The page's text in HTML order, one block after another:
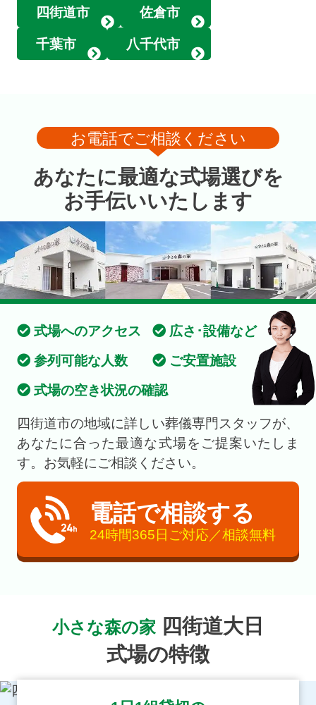
四街道市 佐倉市
千葉市 八千代市
お電話でご相談ください
あなたに最適な式場選びを
お手伝いいたします
式場へのアクセス
広さ･設備など
参列可能な人数
ご安置施設
式場の空き状況の確認
四街道市の地域に詳しい葬儀専門スタッフが、
あなたに合った最適な式場をご提案いたしま
す。お気軽にご相談ください。
電話で相談する
24時間365日ご対応／相談無料
小さな森の家 四街道大日
式場の特徴